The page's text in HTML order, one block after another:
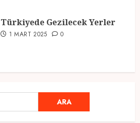
Türkiyede Gezilecek Yerler
1 MART 2025 0
Ramazan Ayı 2025: Manevi
Atmosfer ve Özel Hazırlıklar
ARA